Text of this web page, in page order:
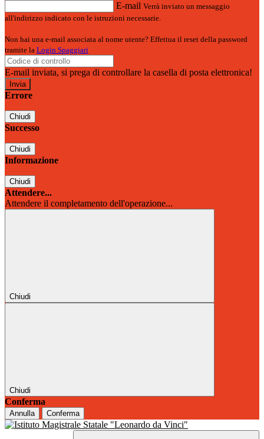
E-mail Verrà inviato un messaggio
all'indirizzo indicato con le istruzioni necessarie.
Non hai una e-mail associata al nome utente? Effettua il reset della password
tramite la Login Spaggiari
E-mail inviata, si prega di controllare la casella di posta elettronica!
Errore
Chiudi
Successo
Chiudi
Informazione
Chiudi
Attendere...
Attendere il completamento dell'operazione...
Chiudi
Chiudi
Conferma
Annulla Conferma